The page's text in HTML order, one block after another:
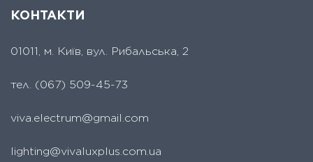
КОНТАКТИ
01011, м. Київ, вул. Рибальська, 2
тел. (067) 509-45-73
viva.electrum@gmail.com
lighting@vivaluxplus.com.ua